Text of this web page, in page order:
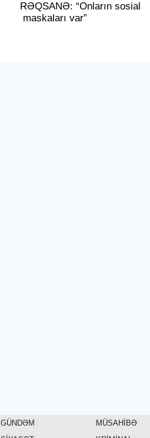
RƏQSANƏ: “Onların sosial
maskaları var”
GÜNDƏM
MÜSAHİBƏ